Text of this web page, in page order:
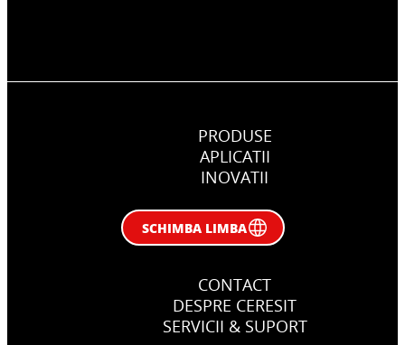
PRODUSE
APLICATII
INOVATII
SCHIMBA LIMBA
CONTACT
DESPRE CERESIT
SERVICII & SUPORT